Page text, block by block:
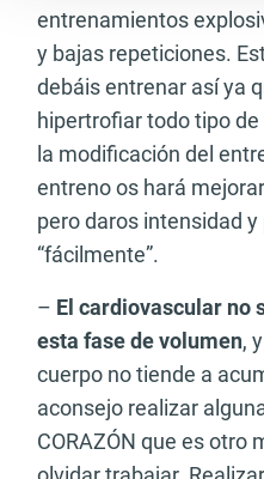
entrenamientos
y bajas repeticiones.
debáis entrenar así ya
hipertrofiar todo tipo
la modificación del
entreno os hará
pero daros intensidad
“fácilmente”.
– El cardiovascular no
esta fase de volumen,
cuerpo no tiende a
aconsejo realizar
CORAZÓN que es otro